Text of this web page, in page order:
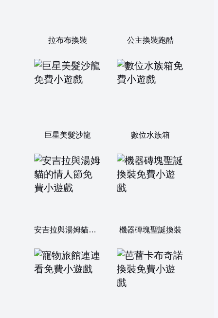
拉布布換裝 公主換裝跑酷
巨星美髮沙龍 數位水族箱
安吉拉與湯姆貓的情人節 機器磚塊聖誕換裝